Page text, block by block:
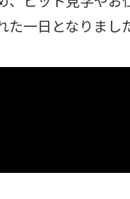
一日となりまし